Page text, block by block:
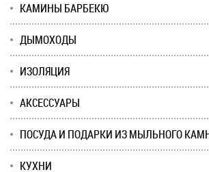
КАМИНЫ БАРБЕКЮ
ДЫМОХОДЫ
ИЗОЛЯЦИЯ
АКСЕССУАРЫ
ПОСУДА И ПОДАРКИ ИЗ МЫЛЬНОГО
КУХНИ